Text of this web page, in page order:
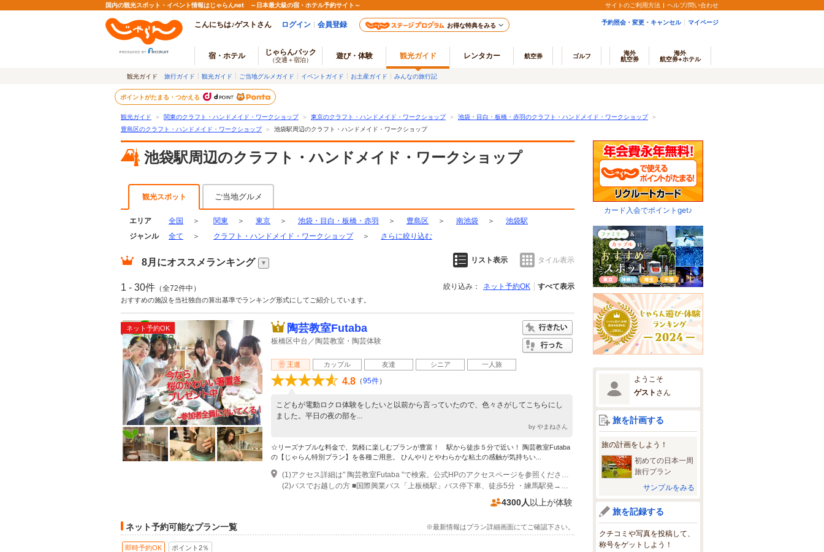
国内の観光スポット・イベント情報はじゃらんnet ～日本最大級の宿・ホテル予約サイト～ サイトのご利用方法 ヘルプ/問い合わせ
こんにちは♪ゲストさん ログイン 会員登録 お得な特典をみる 予約照会・変更・キャンセル マイページ
宿・ホテル じゃらんパック
（交通＋宿泊） 遊び・体験 観光ガイド レンタカー 航空券 ゴルフ
海外
航空券
海外
航空券+ホテル
観光ガイド 旅行ガイド 観光ガイド ご当地グルメガイド イベントガイド お土産ガイド みんなの旅行記
ポイントがたまる・つかえる
観光ガイド ＞ 関東のクラフト・ハンドメイド・ワークショップ ＞ 東京のクラフト・ハンドメイド・ワークショップ ＞ 池袋・目白・板橋・赤羽のクラフト・ハンドメイド・ワークショップ
＞
豊島区のクラフト・ハンドメイド・ワークショップ
＞ 池袋駅周辺のクラフト・ハンドメイド・ワークショップ
池袋駅周辺のクラフト・ハンドメイド・ワークショップ
観光スポット ご当地グルメ
エリア 全国 ＞ 関東 ＞ 東京 ＞ 池袋・目白・板橋・赤羽 ＞ 豊島区 ＞ 南池袋 ＞
池袋駅
ジャンル
全て ＞ クラフト・ハンドメイド・ワークショップ ＞ さらに絞り込む
8月 にオススメランキング リスト表示 タイル表示
1 - 30件 （全72件中） 絞り込み： ネット予約OK すべて表示
おすすめの施設を当社独自の算出基準でランキング形式にしてご紹介しています。
ネット予約OK 陶芸教室Futaba
板橋区中台／陶芸教室・陶芸体験
王道 カップル 友達 シニア 一人旅
4.8 （95件）
こどもが電動ロクロ体験をしたいと以前から言っていたので、色々さがしてこちらにし
ました。平日の夜の部を...
by やまねさん
☆リーズナブルな料金で、気軽に楽しむプランが豊富！ 駅から徒歩５分で近い！ 陶芸教室Futaba
の【じゃらん特別プラン】を各種ご用意。 ひんやりとやわらかな粘土の感触が気持ちい...
(1)アクセス詳細は" 陶芸教室Futaba "で検索。公式HPのアクセスページを参照ください。 https://www.fu-ta-ba.jp 東武東上線「上板橋駅」北口より徒歩5分 ・「池袋駅」から6駅（普通電車で10分） ・「和光市駅」から3駅（普通電車で9分） ・「川越駅」から「成増駅」急行5駅先乗り換え、「成増駅」から普通電車で3分
(2)バスでお越しの方 ■国際興業バス「上板橋駅」バス停下車、徒歩5分 ・練馬駅発→平和台駅・春日町→上板橋駅行き（上伊田01） ・練馬区役所発→氷川台駅→上板橋駅行き（上板02） （西武池袋線 練馬駅・大江戸線 練馬春日町駅・有楽町線 平和台駅・有楽町線 氷川台駅・西武池袋線 桜台駅からバスで上板橋駅まで） ・王子駅発→板橋本町駅・ときわ台駅→上板橋駅行き（王54） ・王子駅発→板橋本町駅・ときわ台駅→上板橋駅前行き（王54-2） ■国際興業バス「常盤台4丁目」バス停下車してすぐ ・表示順5 ・ときわ台駅発→西台駅→浮間舟渡駅行き（浮舟02）※東武東上線「ときわ台駅」から ・浮間舟渡駅→西台駅→ときわ台駅行き（浮舟02）※埼京線「浮間舟渡駅」から
4300人 以上が体験
ネット予約可能なプラン一覧 ※最新情報はプラン詳細画面にてご確認下さい。
即時予約OK ポイント2％
カード入会でポイントget♪
ようこそ
ゲスト さん
旅を計画する
旅の計画をしよう！
初めての日本一周
旅行プラン
サンプルをみる
旅を記録する
クチコミや写真を投稿して、
称号をゲットしよう！